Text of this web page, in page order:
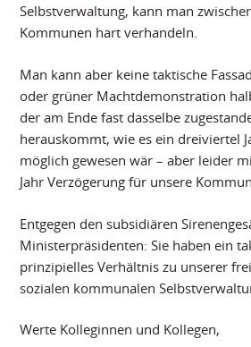
Selbstverwaltung, kann man
Kommunen hart verhandeln.
Man kann aber keine taktische
oder grüner Machtdemonstration
der am Ende fast dasselbe
herauskommt, wie es ein dreiviertel
möglich gewesen wär – aber leider
Jahr Verzögerung für unsere
Entgegen den subsidiären
Ministerpräsidenten: Sie haben ein
prinzipielles Verhältnis zu unserer
sozialen kommunalen
Werte Kolleginnen und Kollegen,